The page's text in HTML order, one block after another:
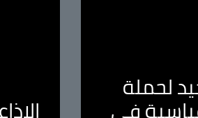
لحملة
في